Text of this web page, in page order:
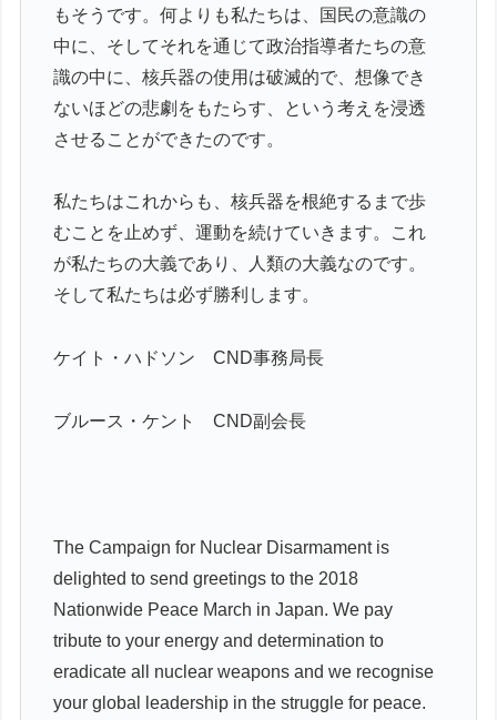
もそうです。何よりも私たちは、国民の意識の
中に、そしてそれを通じて政治指導者たちの意
識の中に、核兵器の使用は破滅的で、想像でき
ないほどの悲劇をもたらす、という考えを浸透
させることができたのです。
私たちはこれからも、核兵器を根絶するまで歩
むことを止めず、運動を続けていきます。これ
が私たちの大義であり、人類の大義なのです。
そして私たちは必ず勝利します。
ケイト・ハドソン CND事務局長
ブルース・ケント CND副会長
The Campaign for Nuclear Disarmament is
delighted to send greetings to the 2018
Nationwide Peace March in Japan. We pay
tribute to your energy and determination to
eradicate all nuclear weapons and we recognise
your global leadership in the struggle for peace.